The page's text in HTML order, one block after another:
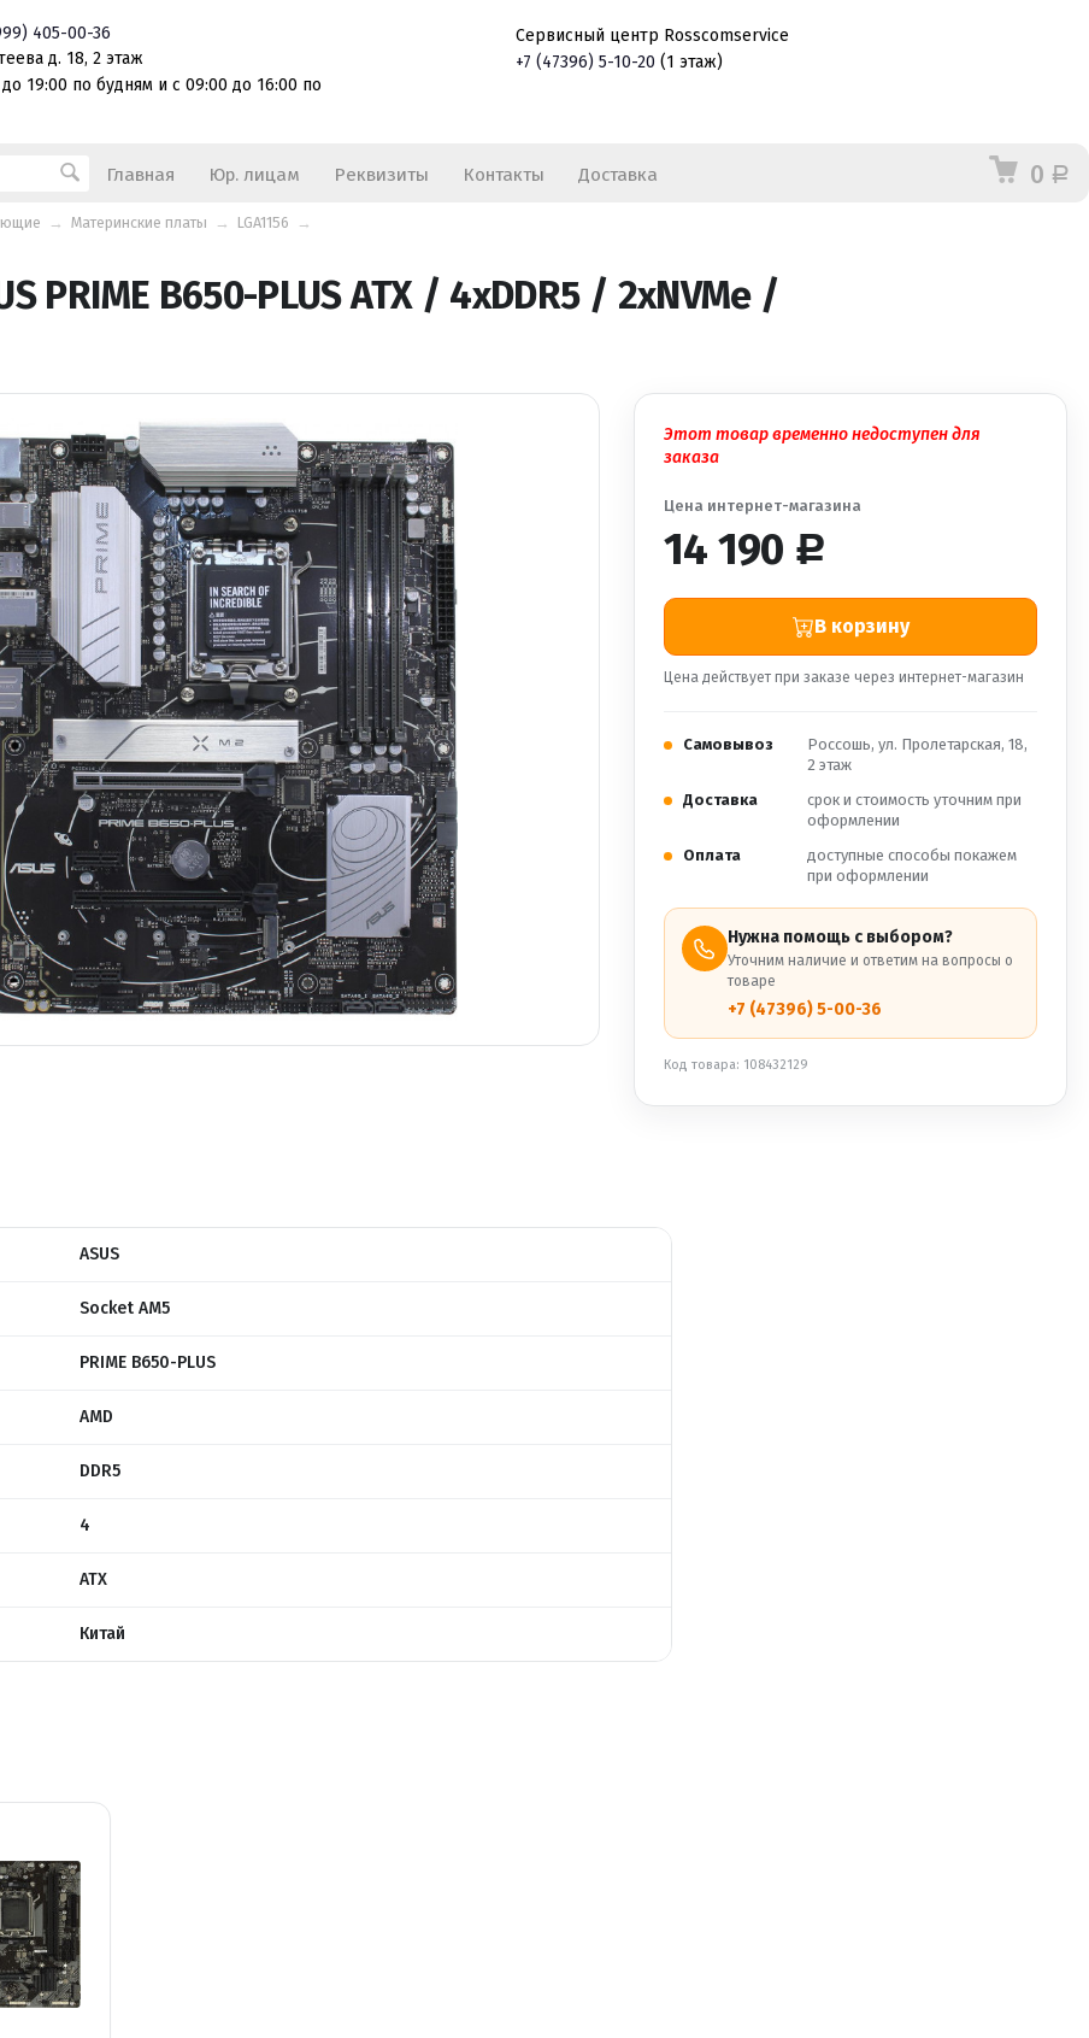
405-00-36
д. 18, 2 этаж
19:00 по будням и с 09:00 до 16:00 по
Сервисный центр Rosscomservice
+7(47396) 5-10-20 (1 этаж)
0 Р
Главная Юр. лицам Реквизиты Контакты Доставка
→ Материнские платы → LGA1156 →
PRIME B650-PLUS ATX / 4xDDR5 / 2xNVMe /
Этот товар временно недоступен для
заказа
Цена интернет-магазина
14 190 Р
В корзину
Цена действует при заказе через интернет-магазин
Самовывоз
Россошь, ул. Пролетарская, 18,
2 этаж
Доставка
срок и стоимость уточним при
оформлении
Оплата
доступные способы покажем
при оформлении
Нужна помощь с выбором?
Уточним наличие и ответим на вопросы о
товаре
+7 (47396) 5-00-36
Код товара: 108432129
ASUS
Socket AM5
PRIME B650-PLUS
AMD
DDR5
4
ATX
Китай